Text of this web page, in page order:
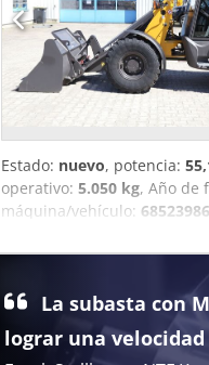
Estado: nuevo, potencia:
operativo: 5.050 kg, Año de
máquina/vehículo:
Volumen de la cuchara
giratoria, plegable Asiento
traseras Acelerador
Single Arm Power) con
cinemática Z Concepto
La subasta con
lograr una